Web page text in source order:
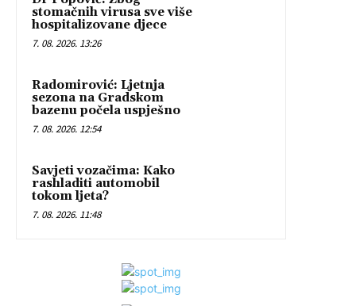
stomačnih virusa sve više
hospitalizovane djece
7. 08. 2026. 13:26
Radomirović: Ljetnja
sezona na Gradskom
bazenu počela uspješno
7. 08. 2026. 12:54
Savjeti vozačima: Kako
rashladiti automobil
tokom ljeta?
7. 08. 2026. 11:48